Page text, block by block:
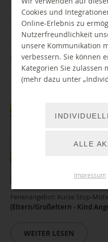
Alle Jan Feb Mar
Aug
Sep Okt
Stop Motion - Mein erster
Ferienangebot: Kurze Stop-
(Eltern/Großeltern - Kind
WEITER LESEN
Cookies und
Online-Erlebnis zu
Nutzerfreundlichkeit
unsere Kommunikation
verbessern. Sie können
Kategorien Sie zulassen
(mehr dazu unter
ALLE
Impressum